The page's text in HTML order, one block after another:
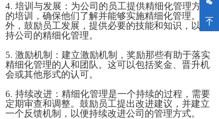
4. 培训与发展：为公司的员工提供精细化管理方面
的培训，确保他们了解并能够实施精细化管理。此
外，鼓励员工发展，提供必要的技能和知识，以支
持公司的精细化管理。
5. 激励机制：建立激励机制，奖励那些有助于落实
精细化管理的人和团队。这可以包括奖金、晋升机
会或其他形式的认可。
6. 持续改进：精细化管理是一个持续的过程，需要
定期审查和调整。鼓励员工提出改进建议，并建立
一个反馈机制，以便持续改进公司的管理方式。